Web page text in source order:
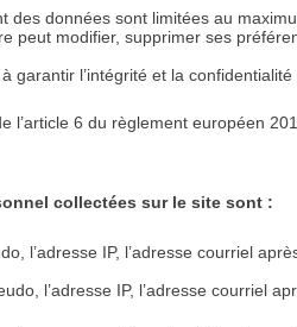
des données sont limitées au
peut modifier, supprimer ses
à garantir l’intégrité et la
l’article 6 du règlement européen
collectées sur le site sont :
l’adresse IP, l’adresse courriel
l’adresse IP, l’adresse courriel